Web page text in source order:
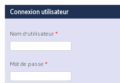
Connexion utilisateur
Nom d'utilisateur *
Mot de passe *